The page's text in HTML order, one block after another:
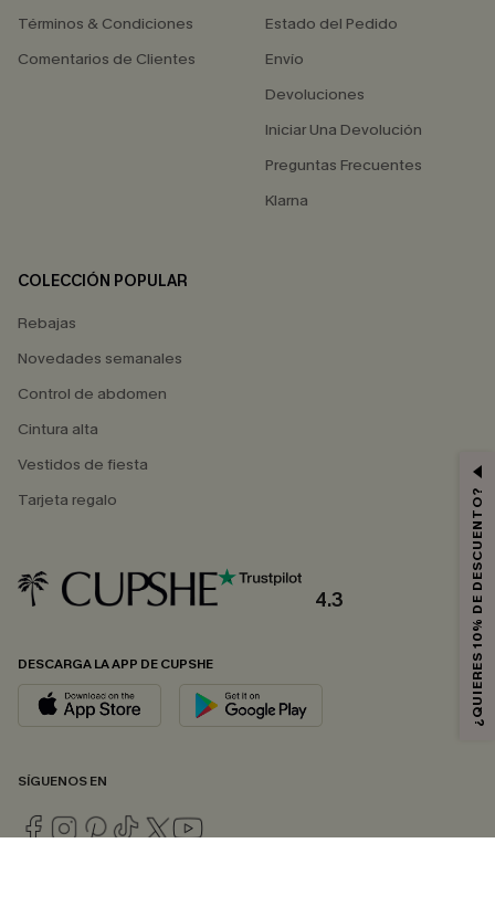
Términos & Condiciones
Comentarios de Clientes
Estado del Pedido
Envío
Devoluciones
Iniciar Una Devolución
Preguntas Frecuentes
Klarna
COLECCIÓN POPULAR
Rebajas
Novedades semanales
Control de abdomen
Cintura alta
Vestidos de fiesta
Tarjeta regalo
4.3
DESCARGA LA APP DE CUPSHE
SÍGUENOS EN
¿QUIERES 10% DE DESCUENTO?